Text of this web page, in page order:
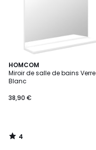
HOMCOM
Miroir de salle de bains Verre
Blanc
38,90 €
4
/
5
4
/